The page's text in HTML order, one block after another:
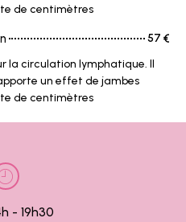
de centimètres
57 €
la circulation lymphatique. Il
un effet de jambes
de centimètres
- 19h30